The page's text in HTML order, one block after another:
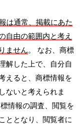
は通常、掲載にあた
自由の範囲内と考え
ません。 なお、商標
解した上で、自分自
えると、商標情報を
ないと考えられま
情報の調査、閲覧を
ととなり、閲覧者に